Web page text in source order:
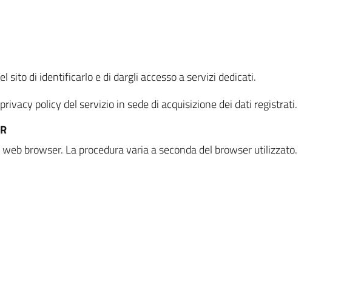
sito di identificarlo e di dargli accesso a servizi dedicati.
policy del servizio in sede di acquisizione dei dati registrati.
browser. La procedura varia a seconda del browser utilizzato.